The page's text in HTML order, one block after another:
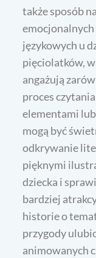
także sposób
językowych u
pięciolatków,
angażują
proces
elementami
mogą być
odkrywanie
pięknymi
dziecka i
bardziej
historie o
przygody
animowanych